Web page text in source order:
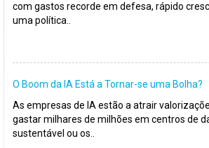
com gastos recorde em defesa, rápido
uma política..
O Boom da IA Está a Tornar-se uma Bolha?
As empresas de IA estão a atrair
gastar milhares de milhões em centros de
sustentável ou os..